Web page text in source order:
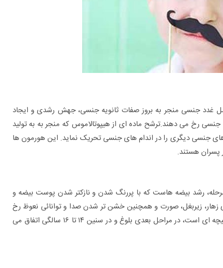
غدد جنسی منجر به بروز صفات ثانویه جنسی، جهش رشدی و ایجاد
رخ می دهند.ترشح ماده ای از هیپوتالاموس که منجر به به تولید
جنسی دیگری را در اندام های جنسی تحریک نماید. این هورمون ها
پسران هستند.
رخ می دهد. اولین مرحله، رشد بیضه هاست که با پررنگ شدن و نازکتر شدن پوست بیضه و
زیربغل، صورت و همچنین خشن تر شدن صدا و توانائی نعوظ رخ
می دهد. جهش رشدی که همراه با افزایش اندازه بدن و توده ماهیچه ای است، در مراحل بعدی بلوغ و در سنین ۱۴ تا ۱۶ سالگی اتفاق می